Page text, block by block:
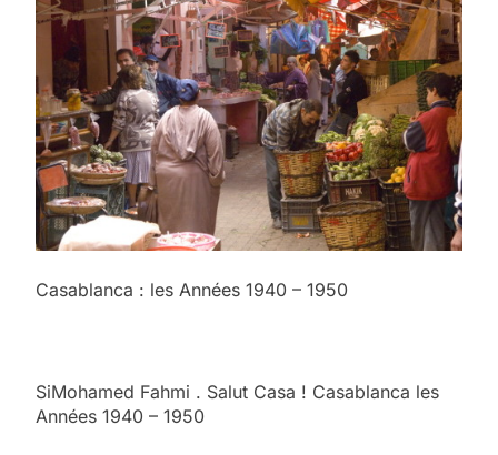
Casablanca : les Années 1940 – 1950
SiMohamed Fahmi . Salut Casa ! Casablanca les
Années 1940 – 1950